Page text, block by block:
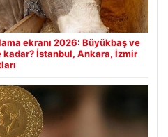
ekranı 2026: Büyükbaş ve
kadar? İstanbul, Ankara, İzmir